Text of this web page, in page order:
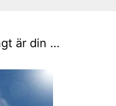
är din …